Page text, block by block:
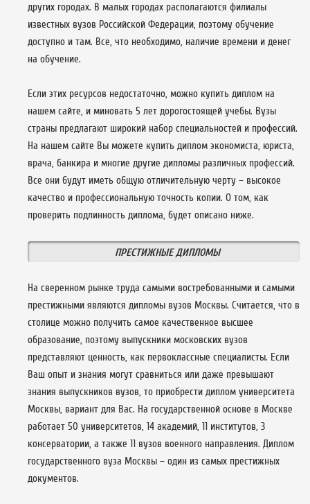
других городах. В малых городах располагаются филиалы
известных вузов Российской Федерации, поэтому обучение
доступно и там. Все, что необходимо, наличие времени и денег
на обучение.
Если этих ресурсов недостаточно, можно купить диплом на
нашем сайте, и миновать 5 лет дорогостоящей учебы. Вузы
страны предлагают широкий набор специальностей и профессий.
На нашем сайте Вы можете купить диплом экономиста, юриста,
врача, банкира и многие другие дипломы различных профессий.
Все они будут иметь общую отличительную черту – высокое
качество и профессиональную точность копии. О том, как
проверить подлинность диплома, будет описано ниже.
ПРЕСТИЖНЫЕ ДИПЛОМЫ
На сверенном рынке труда самыми востребованными и самыми
престижными являются дипломы вузов Москвы. Считается, что в
столице можно получить самое качественное высшее
образование, поэтому выпускники московских вузов
представляют ценность, как первоклассные специалисты. Если
Ваш опыт и знания могут сравниться или даже превышают
знания выпускников вузов, то приобрести диплом университета
Москвы, вариант для Вас. На государственной основе в Москве
работает 50 университетов, 14 академий, 11 институтов, 3
консерватории, а также 11 вузов военного направления. Диплом
государственного вуза Москвы – один из самых престижных
документов.